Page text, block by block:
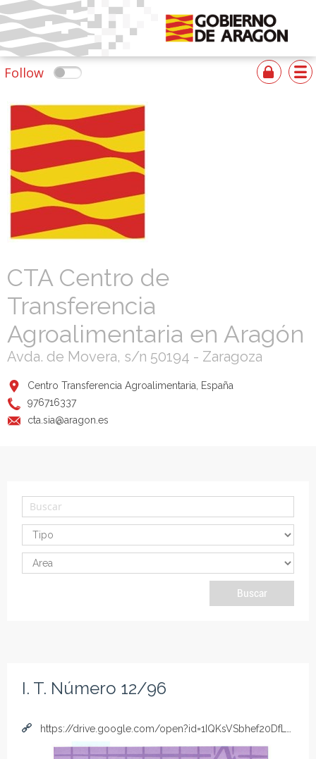
Follow
CTA Centro de
Transferencia
Agroalimentaria en Aragón
Avda. de Movera, s/n 50194 - Zaragoza
Centro Transferencia Agroalimentaria, España
976716337
cta.sia@aragon.es
I. T. Número 12/96
https://drive.google.com/open?id=1IQKsVSbhef20DfLFd_qj7BVlLitD7yLb